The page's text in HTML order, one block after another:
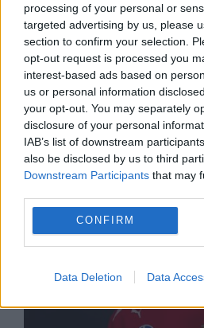
processing of your personal or
targeted advertising by us, please
section to confirm your selection.
opt-out request is processed you
interest-based ads based on
us or personal information
your opt-out. You may separately
disclosure of your personal
IAB’s list of downstream
also be disclosed by us to third
Downstream Participants that may
CONFIRM
Data Deletion Data
SPORT
Lewis Hamilton, penalizat
Ungaria. Ferrari pierde